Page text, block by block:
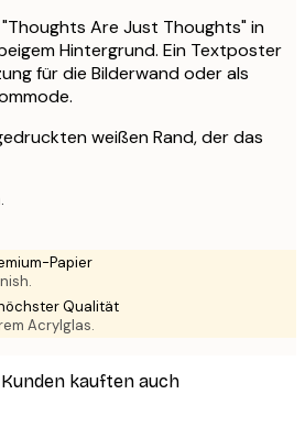
Are Just Thoughts" in
Hintergrund. Ein Textposter
für die Bilderwand oder als
weißen Rand, der das
Papier
Qualität
Acrylglas.
kauften auch